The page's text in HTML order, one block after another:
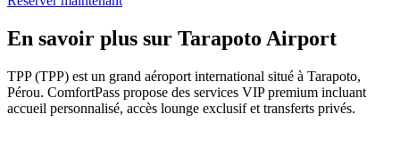
En savoir plus sur Tarapoto Airport
TPP (TPP) est un grand aéroport international situé à Tarapoto,
Pérou. ComfortPass propose des services VIP premium incluant
accueil personnalisé, accès lounge exclusif et transferts privés.